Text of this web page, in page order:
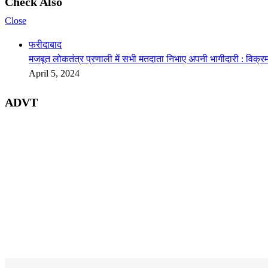
Close
फरीदाबाद
मजबूत लोकतंत्र प्रणाली में सभी मतदाता निभाए अपनी भागीदारी :
April 5, 2024
ADVT